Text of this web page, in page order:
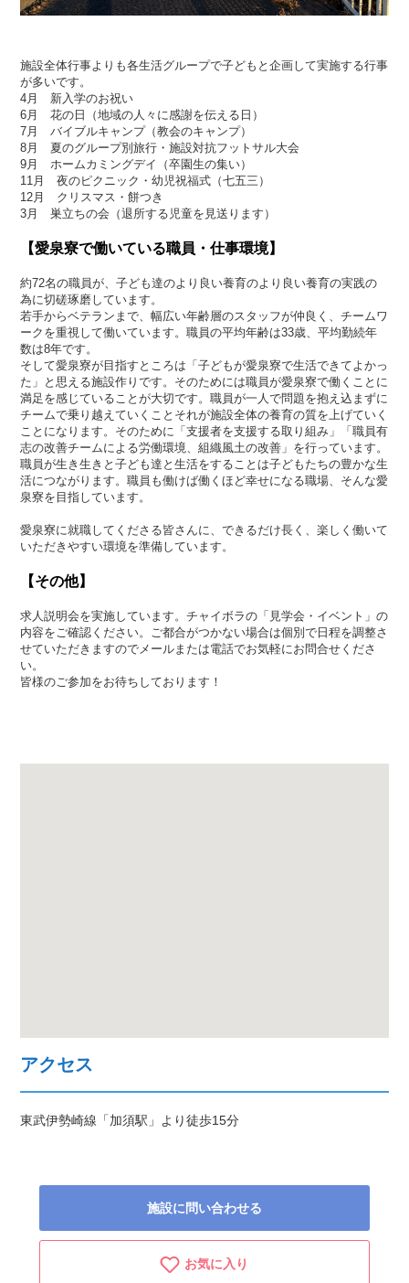
施設全体行事よりも各生活グループで子どもと企画して実施する行事
が多いです。
4月 新入学のお祝い
6月 花の日（地域の人々に感謝を伝える日）
7月 バイブルキャンプ（教会のキャンプ）
8月 夏のグループ別旅行・施設対抗フットサル大会
9月 ホームカミングデイ（卒園生の集い）
11月 夜のピクニック・幼児祝福式（七五三）
12月 クリスマス・餅つき
3月 巣立ちの会（退所する児童を見送ります）
【愛泉寮で働いている職員・仕事環境】
約72名の職員が、子ども達のより良い養育のより良い養育の実践の
為に切磋琢磨しています。
若手からベテランまで、幅広い年齢層のスタッフが仲良く、チームワ
ークを重視して働いています。職員の平均年齢は33歳、平均勤続年
数は8年です。
そして愛泉寮が目指すところは「子どもが愛泉寮で生活できてよかっ
た」と思える施設作りです。そのためには職員が愛泉寮で働くことに
満足を感じていることが大切です。職員が一人で問題を抱え込まずに
チームで乗り越えていくことそれが施設全体の養育の質を上げていく
ことになります。そのために「支援者を支援する取り組み」「職員有
志の改善チームによる労働環境、組織風土の改善」を行っています。
職員が生き生きと子ども達と生活をすることは子どもたちの豊かな生
活につながります。職員も働けば働くほど幸せになる職場、そんな愛
泉寮を目指しています。
愛泉寮に就職してくださる皆さんに、できるだけ長く、楽しく働いて
いただきやすい環境を準備しています。
【その他】
求人説明会を実施しています。チャイボラの「見学会・イベント」の
内容をご確認ください。ご都合がつかない場合は個別で日程を調整さ
せていただきますのでメールまたは電話でお気軽にお問合せくださ
い。
皆様のご参加をお待ちしております！
アクセス
東武伊勢崎線「加須駅」より徒歩15分
施設に問い合わせる
お気に入り